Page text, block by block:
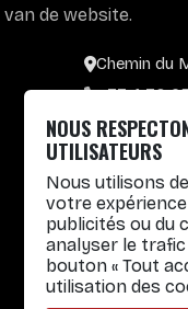
van de website.
Chemin du
+33 4 30
Lun. au
Snelle
Onze
NOUS
UTILISATEURS
Nous utilisons
votre
publicités ou du
analyser le
bouton « Tout
utilisation des